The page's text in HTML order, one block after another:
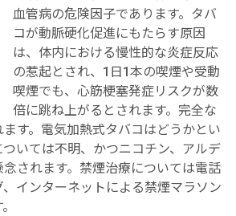
血管病の危険因子であります。タバ
コが動脈硬化促進にもたらす原因
は、体内における慢性的な炎症反応
の惹起とされ、1日1本の喫煙や受動
喫煙でも、心筋梗塞発症リスクが数
倍に跳ね上がるとされます。完全な
す。電気加熱式タバコはどうかとい
いては不明、かつニコチン、アルデ
されます。禁煙治療については電話
インターネットによる禁煙マラソン